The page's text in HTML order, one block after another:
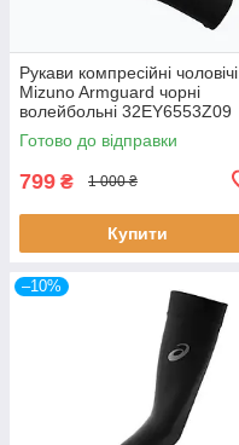
Рукави компресійні чоловічі
Mizuno Armguard чорні
волейбольні 32EY6553Z09
Готово до відправки
799 ₴ 1 000 ₴
Купити
–10%